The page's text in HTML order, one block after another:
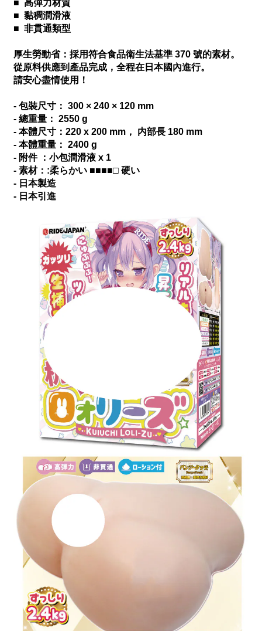
■ 高彈力材質
■ 黏稠潤滑液
■ 非貫通類型
厚生勞動省：採用符合食品衛生法基準 370 號的素材。
從原料供應到產品完成，全程在日本國內進行。
請安心盡情使用！
- 包裝尺寸： 300 × 240 × 120 mm
- 總重量： 2550 g
- 本體尺寸：220 x 200 mm， 内部長 180 mm
- 本體重量： 2400 g
- 附件 ：小包潤滑液 x 1
- 素材：:柔らかい ■■■■□ 硬い
- 日本製造
- 日本引進